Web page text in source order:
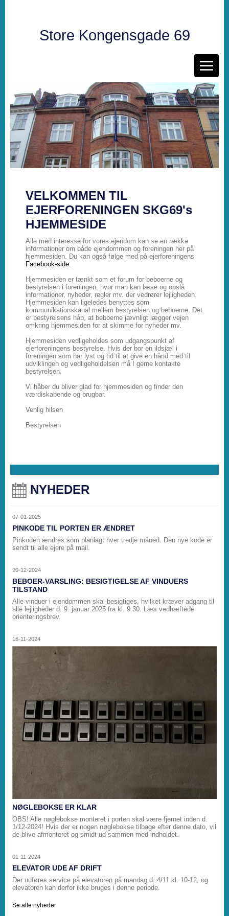
Store Kongensgade 69
VELKOMMEN TIL
EJERFORENINGEN SKG69's
HJEMMESIDE
Alle med interesse for vores ejendom kan se en række
informationer om både ejendommen og foreningen her på
hjemmesiden. Du kan også følge med på ejerforeningens
Facebook-side.
Hjemmesiden er tænkt som et forum for beboerne og
bestyrelsen i foreningen, hvor man kan læse og opslå
informationer, nyheder, regler mv. der vedrører lejligheden.
Hjemmesiden kan ligeledes benyttes som
kommunikationskanal mellem bestyrelsen og beboerne. Det
er bestyrelsens håb, at beboerne jævnligt lægger vejen
omkring hjemmesiden for at skimme for nyheder mv.
Hjemmesiden vedligeholdes som udgangspunkt af
ejerforeningens bestyrelse. Hvis der bor en ildsjæl i
foreningen som har lyst og tid til at give en hånd med til
udviklingen og vedligeholdelsen må I gerne kontakte
bestyrelsen.
Vi håber du bliver glad for hjemmesiden og finder den
værdiskabende og brugbar.
Venlig hilsen
Bestyrelsen
NYHEDER
07-01-2025
PINKODE TIL PORTEN ER ÆNDRET
Pinkoden ændres som planlagt hver tredje måned. Den nye kode er
sendt til alle ejere på mail.
20-12-2024
BEBOER-VARSLING: BESIGTIGELSE AF VINDUERS
TILSTAND
Alle vinduer i ejendommen skal besigtiges, hvilket kræver adgang til
alle lejligheder d. 9. januar 2025 fra kl. 9:30. Læs vedhæftede
orienteringsbrev.
16-11-2024
NØGLEBOKSE ER KLAR
OBS! Alle nøglebokse monteret i porten skal være fjernet inden d.
1/12-2024! Hvis der er nogen nøglebokse tilbage efter denne dato, vil
de blive afmonteret og smidt ud sammen med indholdet.
01-11-2024
ELEVATOR UDE AF DRIFT
Der udføres service på elevatoren på mandag d. 4/11 kl. 10-12, og
elevatoren kan derfor ikke bruges i denne periode.
Se alle nyheder